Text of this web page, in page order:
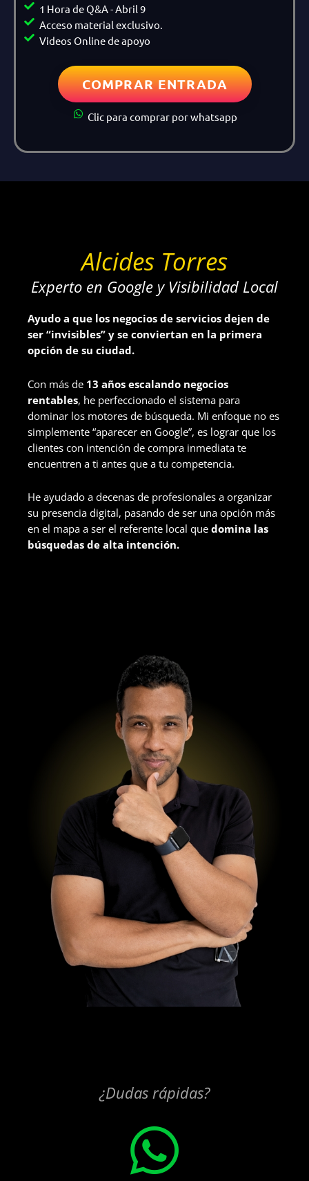
1 Hora de Q&A - Abril 9
Acceso material exclusivo.
Videos Online de apoyo
COMPRAR ENTRADA
Clic para comprar por whatsapp
Alcides Torres
Experto en Google y Visibilidad Local
Ayudo a que los negocios de servicios dejen de
ser “invisibles” y se conviertan en la primera
opción de su ciudad.
Con más de 13 años escalando negocios
rentables, he perfeccionado el sistema para
dominar los motores de búsqueda. Mi enfoque no es
simplemente “aparecer en Google”, es lograr que los
clientes con intención de compra inmediata te
encuentren a ti antes que a tu competencia.
He ayudado a decenas de profesionales a organizar
su presencia digital, pasando de ser una opción más
en el mapa a ser el referente local que domina las
búsquedas de alta intención.
¿Dudas rápidas?